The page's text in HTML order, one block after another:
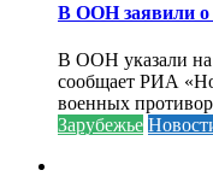
В ООН заявили о
В ООН указали на
сообщает РИА
военных
Зарубежье